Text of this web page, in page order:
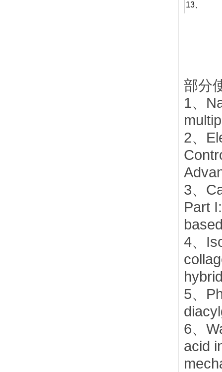
13、
16、
17、
18、
19、
20、
21、
22、
23、
部分
1、
2、
3、
Part
4、
5、
6、
acid